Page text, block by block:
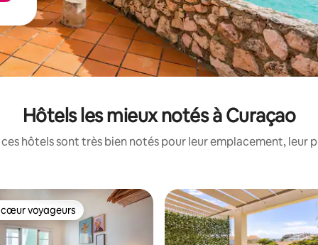
Hôtels les mieux notés à Curaçao
hôtels sont très bien notés pour leur emplacement, leur
cœur voyageurs
voyageurs